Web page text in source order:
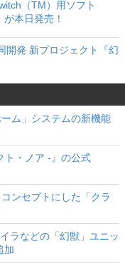
（TM）用ソフト
が本日発売！
開発 新プロジェクト『幻
ム」システムの新機能
ト・ノア -』の公式
ンセプトにした「クラ
ラなどの「幻獣」ユニッ
加